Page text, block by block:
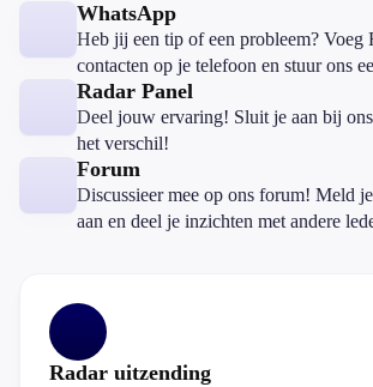
WhatsApp
Heb jij een tip of een probleem? Voeg
contacten op je telefoon en stuur ons
Radar Panel
Deel jouw ervaring! Sluit je aan bij
het verschil!
Forum
Discussieer mee op ons forum! Meld
aan en deel je inzichten met andere
Radar uitzending